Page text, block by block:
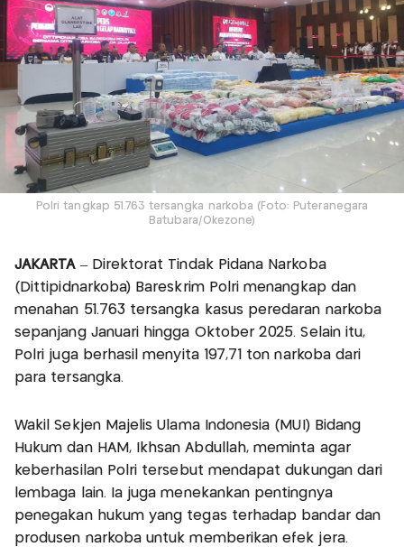
Polri tangkap 51.763 tersangka narkoba (Foto: Puteranegara
Batubara/Okezone)
JAKARTA– Direktorat Tindak Pidana Narkoba
(Dittipidnarkoba) Bareskrim Polri menangkap dan
menahan 51.763 tersangka kasus peredaran narkoba
sepanjang Januari hingga Oktober 2025. Selain itu,
Polri juga berhasil menyita 197,71 ton narkoba dari
para tersangka.
Wakil Sekjen Majelis Ulama Indonesia (MUI) Bidang
Hukum dan HAM, Ikhsan Abdullah, meminta agar
keberhasilan Polri tersebut mendapat dukungan dari
lembaga lain. Ia juga menekankan pentingnya
penegakan hukum yang tegas terhadap bandar dan
produsen narkoba untuk memberikan efek jera.